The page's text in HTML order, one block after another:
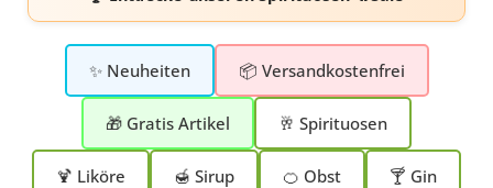
✨ Neuheiten 📦 Versandkostenfrei
🎁 Gratis Artikel 🥂 Spirituosen
🍹 Liköre 🍯 Sirup 🍊 Obst 🍸 Gin